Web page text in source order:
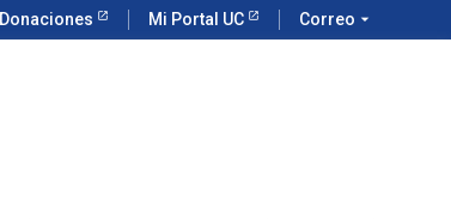
Donaciones Mi Portal UC Correo arrow_drop_down